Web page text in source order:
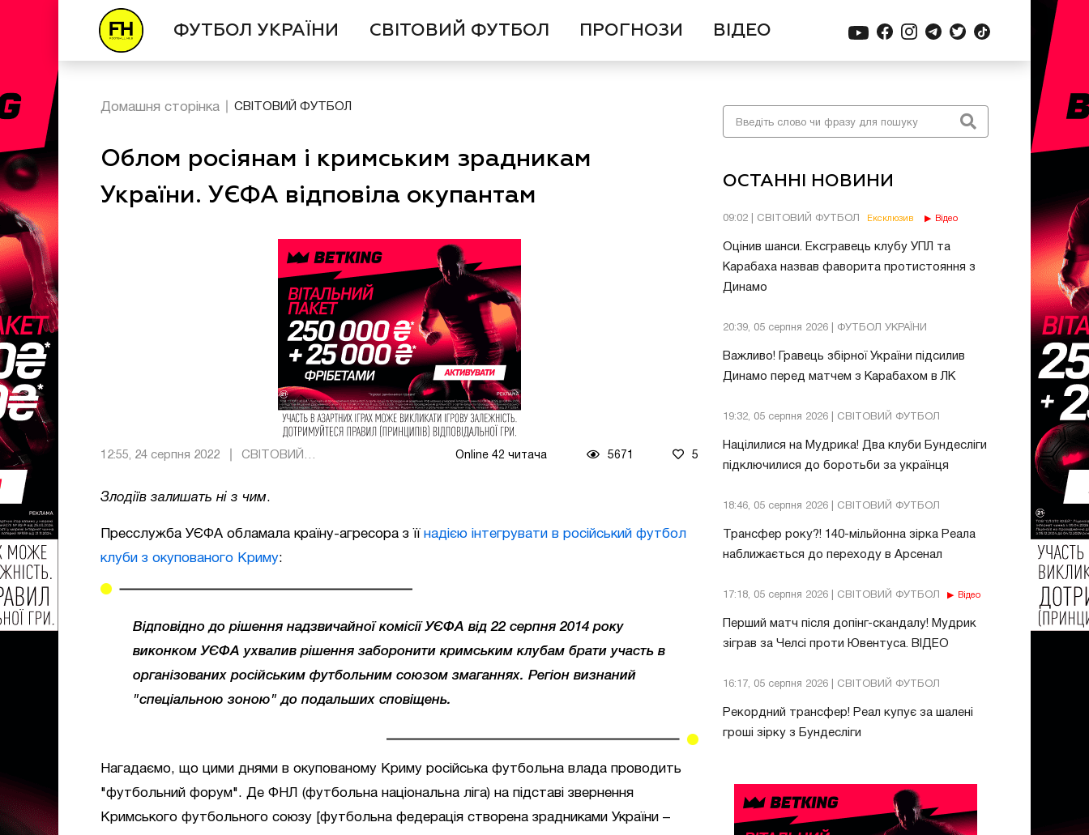
ФУТБОЛ УКРАЇНИ СВІТОВИЙ ФУТБОЛ ПРОГНОЗИ ВІДЕО
ОСТАННІ НОВИНИ
09:02 | СВІТОВИЙ ФУТБОЛ Ексклюзив Відео
Оцінив шанси. Ексгравець клубу УПЛ та
Карабаха назвав фаворита протистояння з
Динамо
20:39, 05 серпня 2026 | ФУТБОЛ УКРАЇНИ
Важливо! Гравець збірної України підсилив
Динамо перед матчем з Карабахом в ЛК
19:32, 05 серпня 2026 | СВІТОВИЙ ФУТБОЛ
Націлилися на Мудрика! Два клуби Бундесліги
підключилися до боротьби за українця
18:46, 05 серпня 2026 | СВІТОВИЙ ФУТБОЛ
Трансфер року?! 140-мільйонна зірка Реала
наближається до переходу в Арсенал
17:18, 05 серпня 2026 | СВІТОВИЙ ФУТБОЛ Відео
Перший матч після допінг-скандалу! Мудрик
зіграв за Челсі проти Ювентуса. ВІДЕО
16:17, 05 серпня 2026 | СВІТОВИЙ ФУТБОЛ
Рекордний трансфер! Реал купує за шалені
гроші зірку з Бундесліги
Домашня сторінка СВІТОВИЙ ФУТБОЛ
Облом росіянам і кримським зрадникам
України. УЄФА відповіла окупантам
12:55, 24 серпня 2022 Online 42 читача 5671 5
Злодіїв залишать ні з чим.
Пресслужба УЄФА обламала країну-агресора з її надією інтегрувати в російський футбол
клуби з окупованого Криму:
Відповідно до рішення надзвичайної комісії УЄФА від 22 серпня 2014 року
виконком УЄФА ухвалив рішення заборонити кримським клубам брати участь в
організованих російським футбольним союзом змаганнях. Регіон визнаний
"спеціальною зоною" до подальших сповіщень.
Нагадаємо, що цими днями в окупованому Криму російська футбольна влада проводить
"футбольний форум". Де ФНЛ (футбольна національна ліга) на підставі звернення
Кримського футбольного союзу [футбольна федерація створена зрадниками України –